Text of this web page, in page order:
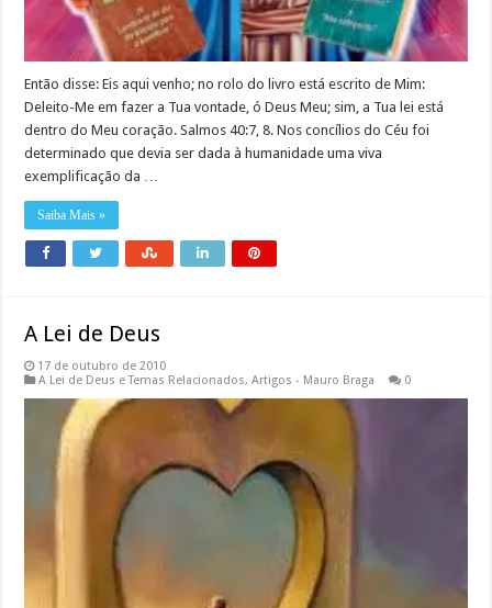
Então disse: Eis aqui venho; no rolo do livro está escrito de Mim:
Deleito-Me em fazer a Tua vontade, ó Deus Meu; sim, a Tua lei está
dentro do Meu coração. Salmos 40:7, 8. Nos concílios do Céu foi
determinado que devia ser dada à humanidade uma viva
exemplificação da …
Saiba Mais »
A Lei de Deus
17 de outubro de 2010
A Lei de Deus e Temas Relacionados,Artigos - Mauro Braga 0